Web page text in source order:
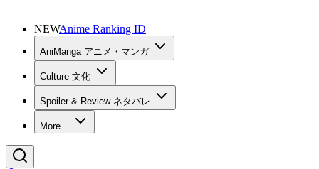
NEWAnime Ranking ID
AniManga アニメ・マンガ
Culture 文化
Spoiler & Review ネタバレ
More...